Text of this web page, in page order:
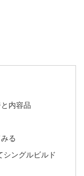
内容品
る
シングルビルド